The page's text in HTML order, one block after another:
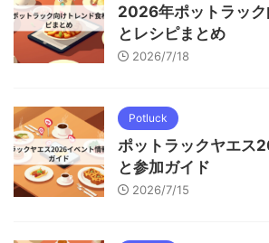
2026年ポットラッ
とレシピまとめ
2026/7/18
Potluck
ポットラックヤエス
と参加ガイド
2026/7/15